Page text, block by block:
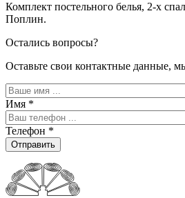
Комплект постельного белья, 2-x
Поплин.
Остались вопросы?
Оставьте свои контактные данные,
Имя *
Телефон *
Отправить